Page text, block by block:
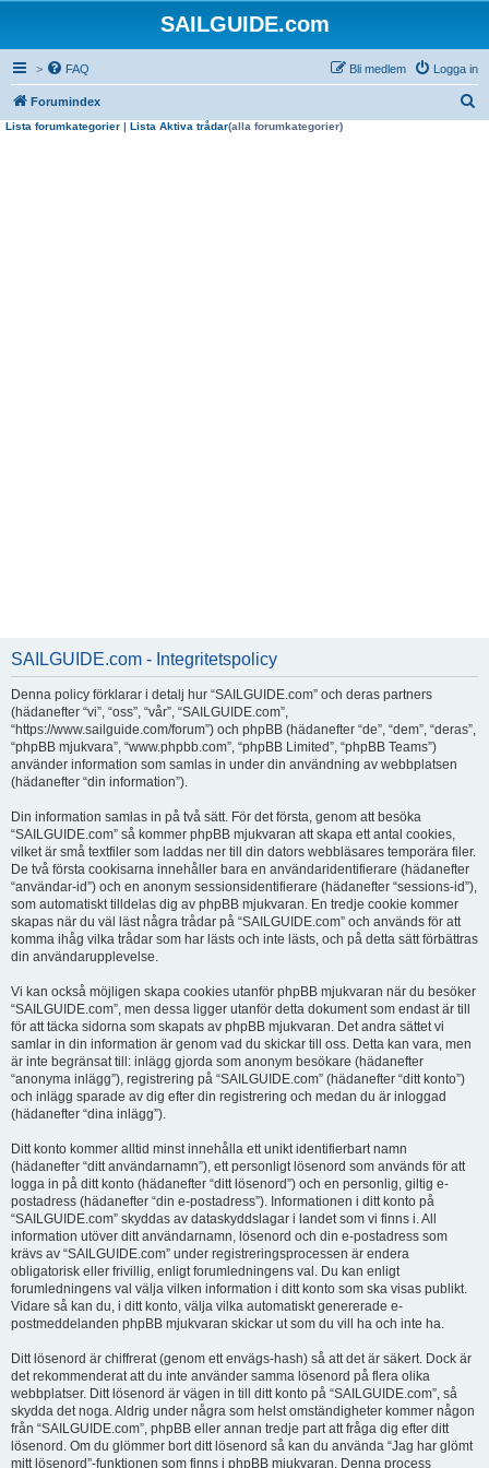
SAILGUIDE.com
> FAQ Logga in
Bli medlem
Forumindex
Lista forumkategorier | Lista Aktiva trådar(alla forumkategorier)
SAILGUIDE.com - Integritetspolicy
Denna policy förklarar i detalj hur “SAILGUIDE.com” och deras partners
(hädanefter “vi”, “oss”, “vår”, “SAILGUIDE.com”,
“https://www.sailguide.com/forum”) och phpBB (hädanefter “de”, “dem”, “deras”,
“phpBB mjukvara”, “www.phpbb.com”, “phpBB Limited”, “phpBB Teams”)
använder information som samlas in under din användning av webbplatsen
(hädanefter “din information”).
Din information samlas in på två sätt. För det första, genom att besöka
“SAILGUIDE.com” så kommer phpBB mjukvaran att skapa ett antal cookies,
vilket är små textfiler som laddas ner till din dators webbläsares temporära filer.
De två första cookisarna innehåller bara en användaridentifierare (hädanefter
“användar-id”) och en anonym sessionsidentifierare (hädanefter “sessions-id”),
som automatiskt tilldelas dig av phpBB mjukvaran. En tredje cookie kommer
skapas när du väl läst några trådar på “SAILGUIDE.com” och används för att
komma ihåg vilka trådar som har lästs och inte lästs, och på detta sätt förbättras
din användarupplevelse.
Vi kan också möjligen skapa cookies utanför phpBB mjukvaran när du besöker
“SAILGUIDE.com”, men dessa ligger utanför detta dokument som endast är till
för att täcka sidorna som skapats av phpBB mjukvaran. Det andra sättet vi
samlar in din information är genom vad du skickar till oss. Detta kan vara, men
är inte begränsat till: inlägg gjorda som anonym besökare (hädanefter
“anonyma inlägg”), registrering på “SAILGUIDE.com” (hädanefter “ditt konto”)
och inlägg sparade av dig efter din registrering och medan du är inloggad
(hädanefter “dina inlägg”).
Ditt konto kommer alltid minst innehålla ett unikt identifierbart namn
(hädanefter “ditt användarnamn”), ett personligt lösenord som används för att
logga in på ditt konto (hädanefter “ditt lösenord”) och en personlig, giltig e-
postadress (hädanefter “din e-postadress”). Informationen i ditt konto på
“SAILGUIDE.com” skyddas av dataskyddslagar i landet som vi finns i. All
information utöver ditt användarnamn, lösenord och din e-postadress som
krävs av “SAILGUIDE.com” under registreringsprocessen är endera
obligatorisk eller frivillig, enligt forumledningens val. Du kan enligt
forumledningens val välja vilken information i ditt konto som ska visas publikt.
Vidare så kan du, i ditt konto, välja vilka automatiskt genererade e-
postmeddelanden phpBB mjukvaran skickar ut som du vill ha och inte ha.
Ditt lösenord är chiffrerat (genom ett envägs-hash) så att det är säkert. Dock är
det rekommenderat att du inte använder samma lösenord på flera olika
webbplatser. Ditt lösenord är vägen in till ditt konto på “SAILGUIDE.com”, så
skydda det noga. Aldrig under några som helst omständigheter kommer någon
från “SAILGUIDE.com”, phpBB eller annan tredje part att fråga dig efter ditt
lösenord. Om du glömmer bort ditt lösenord så kan du använda “Jag har glömt
mitt lösenord”-funktionen som finns i phpBB mjukvaran. Denna process